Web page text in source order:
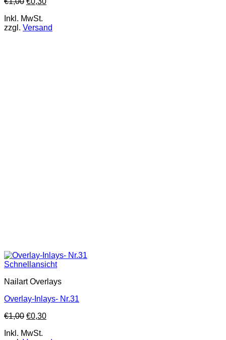
Inkl. MwSt.
zzgl. Versand
Schnellansicht
Nailart Overlays
Overlay-Inlays- Nr.31
€1,00 €0,30
Inkl. MwSt.